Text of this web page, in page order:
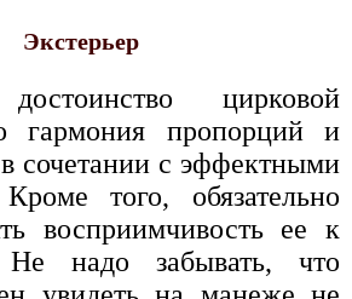
Экстерьер
цирковой
гармония пропорций и
сочетании с эффектными
того, обязательно
восприимчивость ее к
Не надо забывать, что